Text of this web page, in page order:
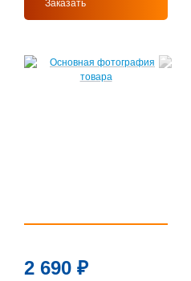
Заказать
2 690 ₽